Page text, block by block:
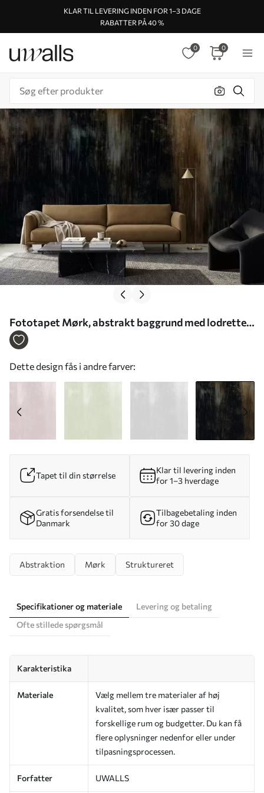
KLAR TIL LEVERING INDEN FOR 1–3 DAGE
RABATTER PÅ 40 %
0 0
Fototapet Mørk, abstrakt baggrund med lodrette
striber Nr. w05121v5
Dette design fås i andre farver:
Tapet til din størrelse
Klar til levering inden
for 1–3 hverdage
Gratis forsendelse til
Danmark
Tilbagebetaling inden
for 30 dage
Abstraktion Mørk Struktureret
Specifikationer og materiale
Levering og betaling
Ofte stillede spørgsmål
Karakteristika
Materiale
Vælg mellem tre materialer af høj
kvalitet, som hver især passer til
forskellige rum og budgetter. Du kan få
flere oplysninger nedenfor eller under
tilpasningsprocessen.
Forfatter UWALLS